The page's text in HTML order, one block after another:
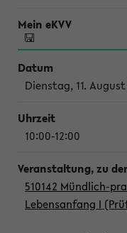
Dienstag, 11.
10:00-12:00
510142 Mündlich-
Lebensanfang I